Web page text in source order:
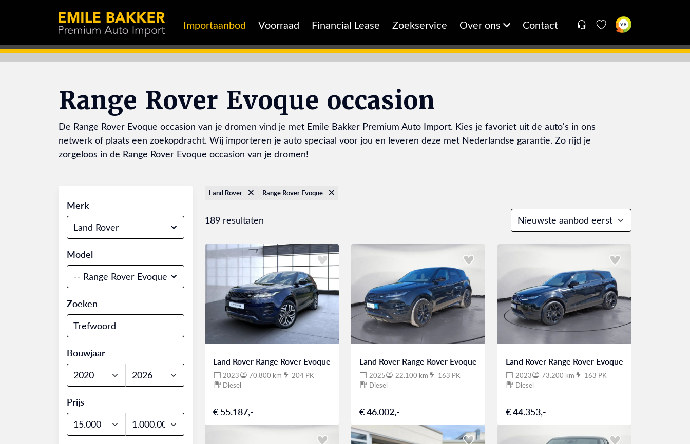
Importaanbod Voorraad Financial Lease Zoekservice Over ons Contact 9.8
Range Rover Evoque occasion
De Range Rover Evoque occasion van je dromen vind je met Emile Bakker Premium Auto Import. Kies je favoriet uit de auto's in ons
netwerk of plaats een zoekopdracht. Wij importeren je auto speciaal voor jou en leveren deze met Nederlandse garantie. Zo rijd je
zorgeloos in de Range Rover Evoque occasion van je dromen!
Merk
Land Rover
Model
-- Range Rover Evoque
Zoeken
Bouwjaar
Prijs
Land Rover Range Rover Evoque
189 resultaten
Land Rover Range Rover Evoque
2023 70.800 km
204 PK
Diesel
€ 55.187,-
Land Rover Range Rover Evoque
2025 22.100 km
163 PK
Diesel
€ 46.002,-
Land Rover Range Rover Evoque
2023 73.200 km
163 PK
Diesel
€ 44.353,-